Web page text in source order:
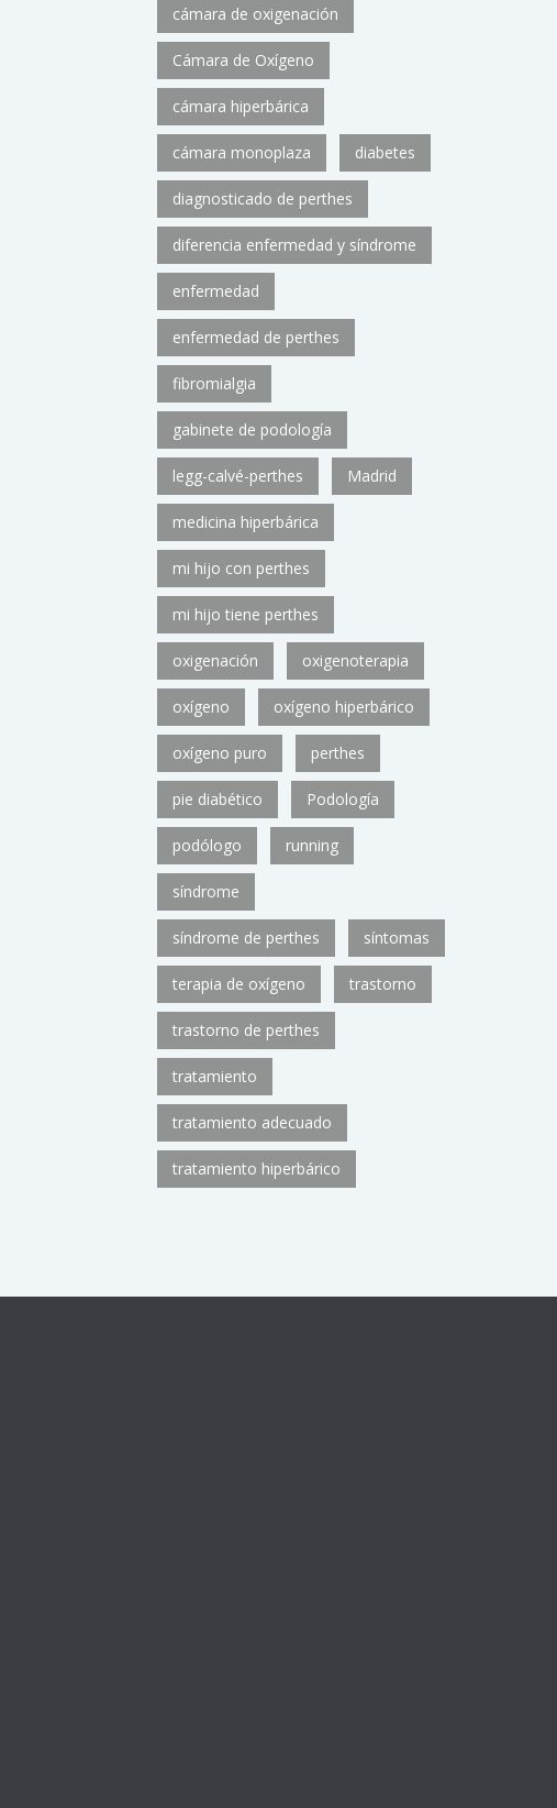
cámara de oxigenación
Cámara de Oxígeno
cámara hiperbárica
cámara monoplaza diabetes
diagnosticado de perthes
diferencia enfermedad y síndrome
enfermedad
enfermedad de perthes
fibromialgia
gabinete de podología
legg-calvé-perthes Madrid
medicina hiperbárica
mi hijo con perthes
mi hijo tiene perthes
oxigenación oxigenoterapia
oxígeno oxígeno hiperbárico
oxígeno puro perthes
pie diabético Podología
podólogo running
síndrome
síndrome de perthes síntomas
terapia de oxígeno trastorno
trastorno de perthes
tratamiento
tratamiento adecuado
tratamiento hiperbárico